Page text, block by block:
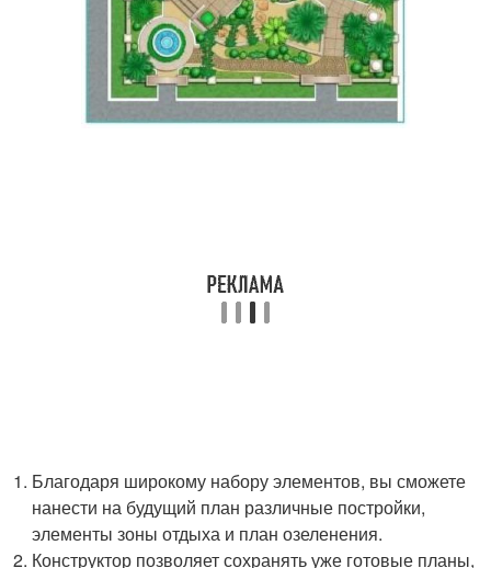
Благодаря широкому набору элементов, вы сможете
нанести на будущий план различные постройки,
элементы зоны отдыха и план озеленения.
Конструктор позволяет сохранять уже готовые планы,